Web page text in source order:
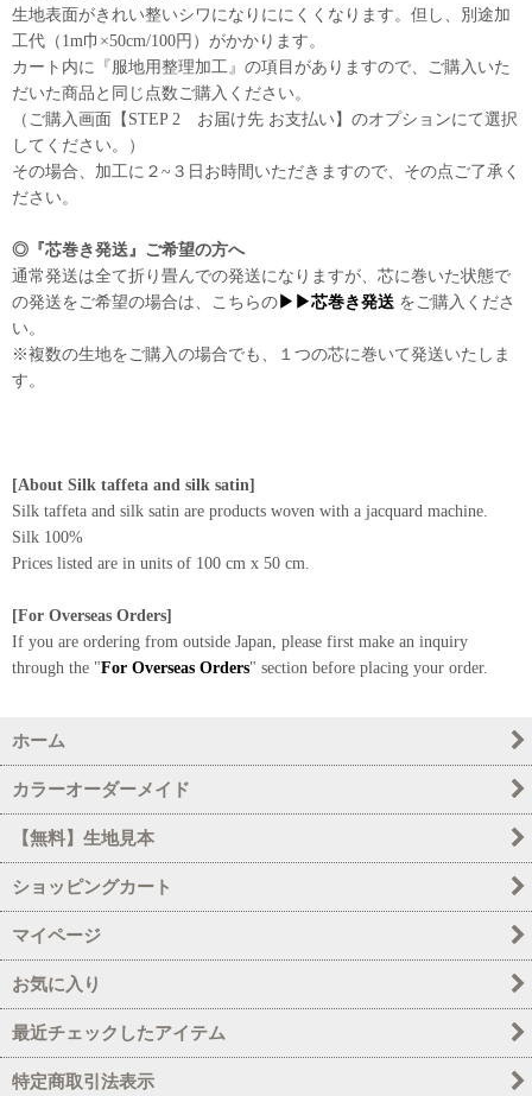
生地表面がきれい整いシワになりににくくなります。但し、別途加
工代（1m巾×50cm/100円）がかかります。
カート内に『服地用整理加工』の項目がありますので、ご購入いた
だいた商品と同じ点数ご購入ください。
（ご購入画面【STEP 2 お届け先 お支払い】のオプションにて選択
してください。）
その場合、加工に２~３日お時間いただきますので、その点ご了承く
ださい。
◎『芯巻き発送』ご希望の方へ
通常発送は全て折り畳んでの発送になりますが、芯に巻いた状態で
の発送をご希望の場合は、こちらの▶▶芯巻き発送 をご購入くださ
い。
※複数の生地をご購入の場合でも、１つの芯に巻いて発送いたしま
す。
[About Silk taffeta and silk satin]
Silk taffeta and silk satin are products woven with a jacquard machine.
Silk 100%
Prices listed are in units of 100 cm x 50 cm.
[For Overseas Orders]
If you are ordering from outside Japan, please first make an inquiry
through the "For Overseas Orders" section before placing your order.
ホーム
カラーオーダーメイド
【無料】生地見本
ショッピングカート
マイページ
お気に入り
最近チェックしたアイテム
特定商取引法表示